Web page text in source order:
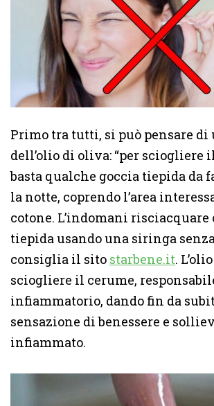
Primo tra tutti, si può pensare
dell’olio di oliva: “per sciogliere
basta qualche goccia tiepida da
la notte, coprendo l’area
cotone. L’indomani risciacquare
tiepida usando una siringa senza
consiglia il sito starbene.it.
sciogliere il cerume,
infiammatorio, dando fin da
sensazione di benessere e
infiammato.